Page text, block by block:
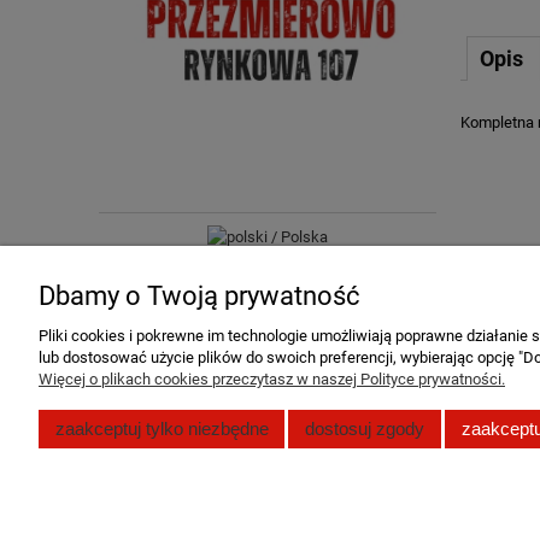
Opis
Kompletna
Pomoc
Zwroty i reklamacje
Moje konto
Twoje
Dbamy o Twoją prywatność
Pliki cookies i pokrewne im technologie umożliwiają poprawne
lub dostosować użycie plików do swoich preferencji, wybierając opcję
Więcej o plikach cookies przeczytasz w naszej Polityce prywatności.
zaakceptuj tylko niezbędne dostosuj zgody